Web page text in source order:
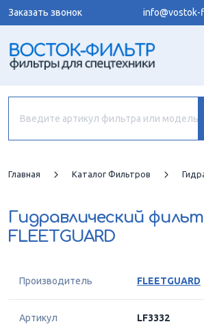
Заказать звонок info@vostok-
Главная Каталог Фильтров
Гидравлический
FLEETGUARD
Производитель FLEETGUARD
Артикул LF3332